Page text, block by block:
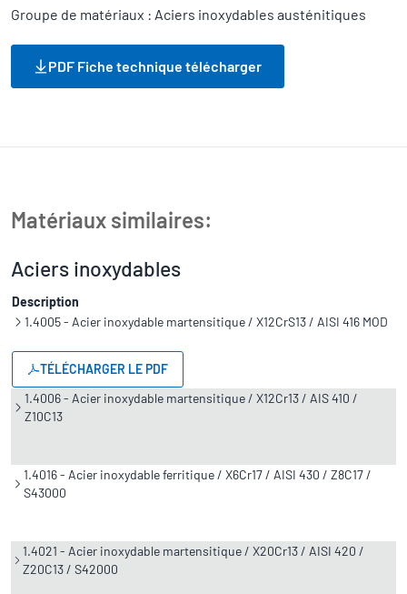
Groupe de matériaux : Aciers inoxydables austénitiques
PDF Fiche technique télécharger
Matériaux similaires:
Aciers inoxydables
Description
1.4005 - Acier inoxydable martensitique / X12CrS13 / AISI 416 MOD
TÉLÉCHARGER LE PDF
1.4006 - Acier inoxydable martensitique / X12Cr13 / AIS 410 /
Z10C13
1.4016 - Acier inoxydable ferritique / X6Cr17 / AISI 430 / Z8C17 /
S43000
1.4021 - Acier inoxydable martensitique / X20Cr13 / AISI 420 /
Z20C13 / S42000